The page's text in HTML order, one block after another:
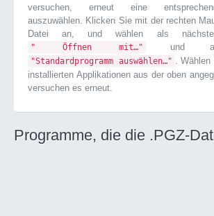
versuchen, erneut eine
auszuwählen. Klicken Sie mit der rechten
Datei an, und wählen als
" Öffnen mit…" und als
"Standardprogramm auswählen…" .
installierten Applikationen aus der oben
versuchen es erneut.
Programme, die die .PGZ-